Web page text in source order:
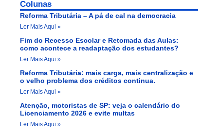
Colunas
Reforma Tributária – A pá de cal na democracia
Ler Mais Aqui »
Fim do Recesso Escolar e Retomada das Aulas:
como acontece a readaptação dos estudantes?
Ler Mais Aqui »
Reforma Tributária: mais carga, mais centralização e
o velho problema dos créditos continua.
Ler Mais Aqui »
Atenção, motoristas de SP: veja o calendário do
Licenciamento 2026 e evite multas
Ler Mais Aqui »